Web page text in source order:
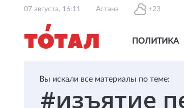
07 августа, 16:11 Астана +23
ПОЛИТИКА
Вы искали все материалы по теме: